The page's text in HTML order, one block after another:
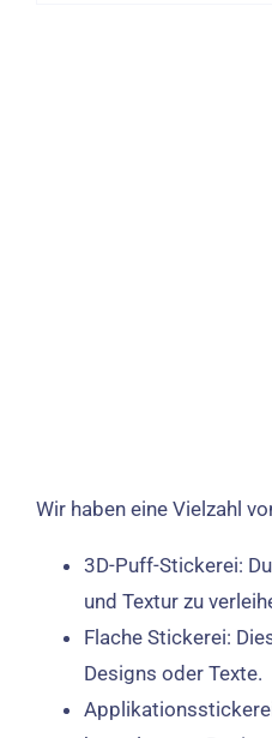
Wir haben eine Vielzahl
3D-Puff-Stickerei:
und Textur zu
Flache Stickerei:
Designs oder Texte.